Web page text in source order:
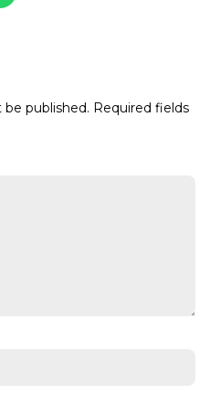
be published. Required fields